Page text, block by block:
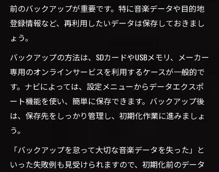
前のバックアップが重要です。特に音楽データや目的地
登録情報など、再利用したいデータは保存しておきまし
ょう。
バックアップの方法は、SDカードやUSBメモリ、メーカー
専用のオンラインサービスを利用するケースが一般的で
す。ナビによっては、設定メニューからデータエクスポ
ート機能を使い、簡単に保存できます。バックアップ後
は、保存先をしっかり管理し、初期化作業に進みましょ
う。
「バックアップを怠って大切な音楽データを失った」と
いった失敗例も見受けられますので、初期化前のデータ